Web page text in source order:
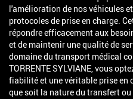
l'amélioration de nos véhicules
protocoles de prise en charge.
répondre efficacement aux
et de maintenir une qualité de
domaine du transport médical
TORRENTE SYLVIANE, vous
fiabilité et une véritable prise en
que soit la nature du transfert